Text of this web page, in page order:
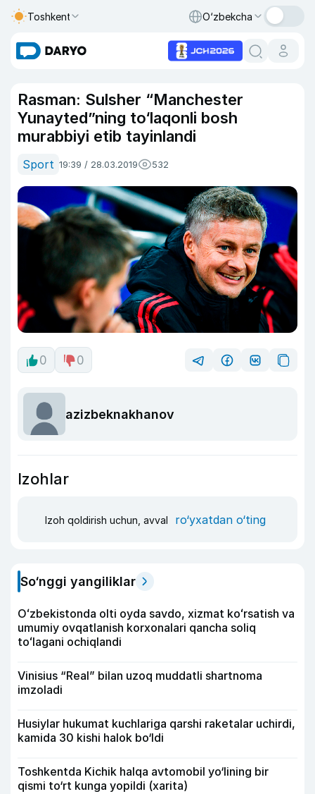
Toshkent O‘zbekcha
Rasman: Sulsher “Manchester
Yunayted”ning to‘laqonli bosh
murabbiyi etib tayinlandi
Sport 19:39 / 28.03.2019 532
0 0
azizbeknakhanov
Izohlar
Izoh qoldirish uchun, avval ro‘yxatdan o‘ting
So‘nggi yangiliklar
Oʻzbekistonda olti oyda savdo, xizmat koʻrsatish va
umumiy ovqatlanish korxonalari qancha soliq
toʻlagani ochiqlandi
Vinisius “Real” bilan uzoq muddatli shartnoma
imzoladi
Husiylar hukumat kuchlariga qarshi raketalar uchirdi,
kamida 30 kishi halok bo‘ldi
Toshkentda Kichik halqa avtomobil yo‘lining bir
qismi to‘rt kunga yopildi (xarita)